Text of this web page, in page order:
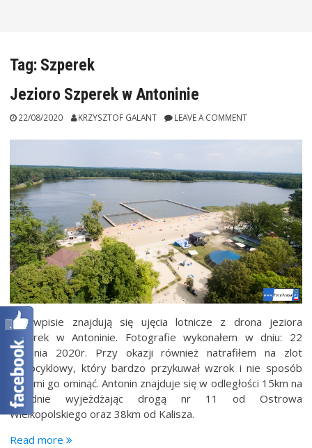
Tag: Szperek
Jezioro Szperek w Antoninie
22/08/2020 KRZYSZTOF GALANT LEAVE A COMMENT
We wpisie znajdują się ujęcia lotnicze z drona jeziora
Szperek w Antoninie. Fotografie wykonałem w dniu: 22
sierpnia 2020r. Przy okazji również natrafiłem na zlot
motocyklowy, który bardzo przykuwał wzrok i nie sposób
było mi go ominąć. Antonin znajduje się w odległości 15km na
południe wyjeżdżając drogą nr 11 od Ostrowa
Wielkopolskiego oraz 38km od Kalisza.
Read more“Jezioro